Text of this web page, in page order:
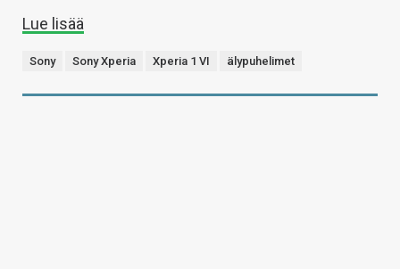
Lue lisää
Sony Sony Xperia Xperia 1 VI älypuhelimet